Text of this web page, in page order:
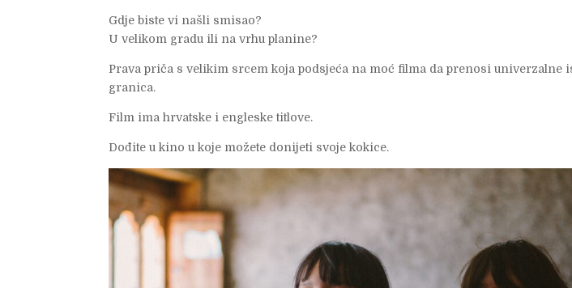
Gdje biste vi našli smisao?
U velikom gradu ili na vrhu planine?
Prava priča s velikim srcem koja podsjeća na moć filma da prenosi univerzalne
granica.
Film ima hrvatske i engleske titlove.
Dođite u kino u koje možete donijeti svoje kokice.